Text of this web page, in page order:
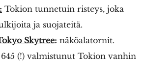
Tokion tunnetuin risteys, joka
ja suojateitä.
Skytree: näköalatornit.
(!) valmistunut Tokion vanhin